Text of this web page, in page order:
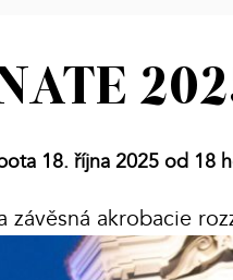
18. října 2025 od 18
závěsná akrobacie